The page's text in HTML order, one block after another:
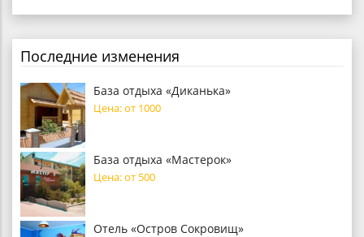
Последние изменения
База отдыха «Диканька»
Цена: от 1000
База отдыха «Мастерок»
Цена: от 500
Отель «Остров Сокровищ»